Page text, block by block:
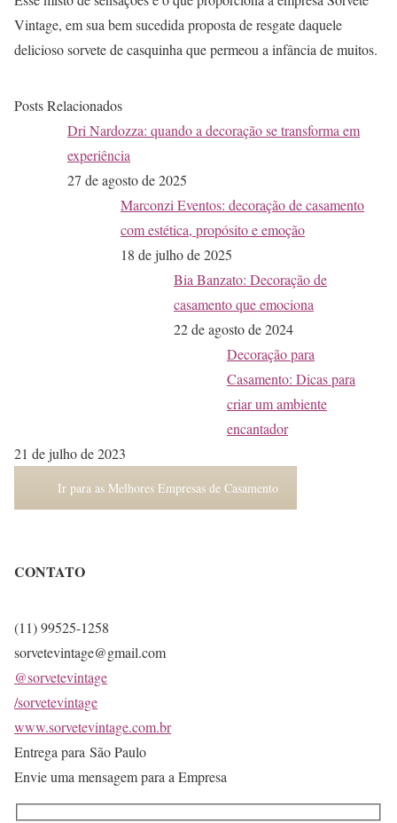
Vintage, em sua bem sucedida proposta de resgate daquele
delicioso sorvete de casquinha que permeou a infância de muitos.
Posts Relacionados
Dri Nardozza: quando a decoração se transforma em
experiência
27 de agosto de 2025
Marconzi Eventos: decoração de casamento
com estética, propósito e emoção
18 de julho de 2025
Bia Banzato: Decoração de
casamento que emociona
22 de agosto de 2024
Decoração para
Casamento: Dicas para
criar um ambiente
encantador
21 de julho de 2023
Ir para as Melhores Empresas de Casamento
CONTATO
(11) 99525-1258
sorvetevintage@gmail.com
@sorvetevintage
/sorvetevintage
www.sorvetevintage.com.br
Entrega para São Paulo
Envie uma mensagem para a Empresa